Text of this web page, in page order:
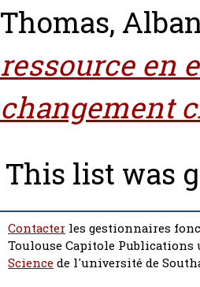
Thomas,
ressource en
changement
This list was
Contacter les gestionnaires
Toulouse Capitole
Sciencede l'université de